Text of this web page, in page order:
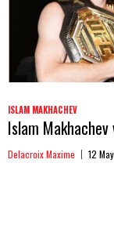
ISLAM MAKHACHEV
Islam
Delacroix Maxime 12